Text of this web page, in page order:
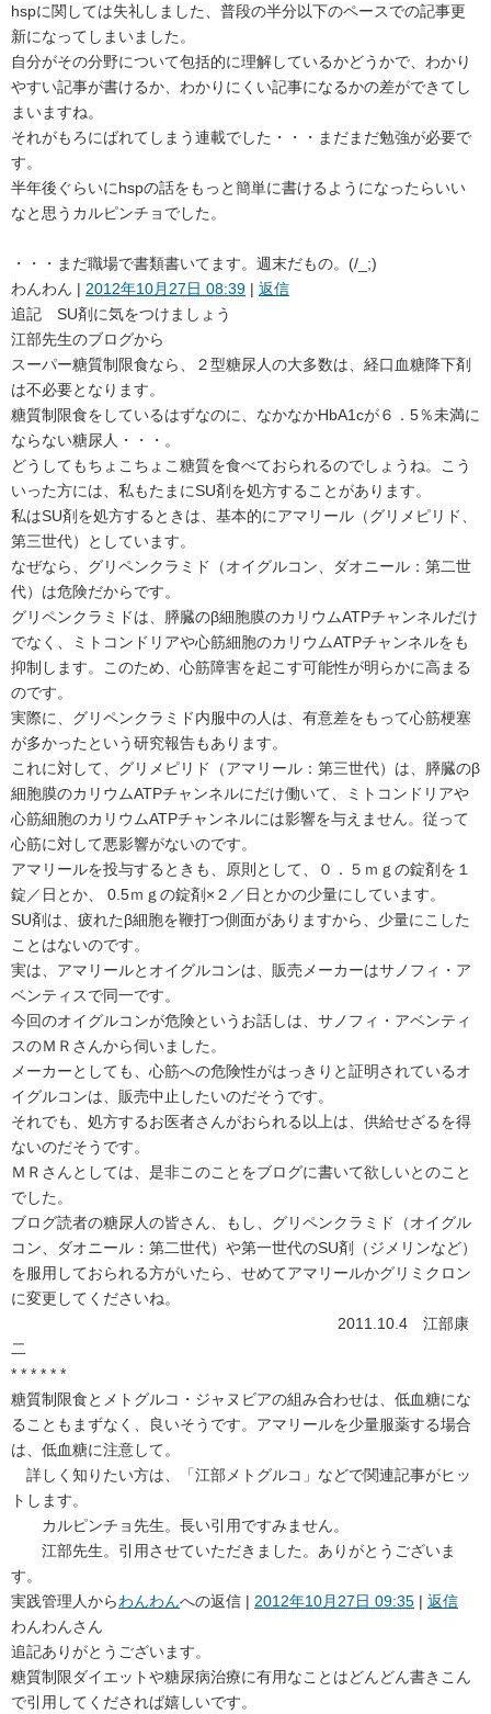
hspに関しては失礼しました、普段の半分以下のペースでの記事更
新になってしまいました。
自分がその分野について包括的に理解しているかどうかで、わかり
やすい記事が書けるか、わかりにくい記事になるかの差ができてし
まいますね。
それがもろにばれてしまう連載でした・・・まだまだ勉強が必要で
す。
半年後ぐらいにhspの話をもっと簡単に書けるようになったらいい
なと思うカルピンチョでした。
・・・まだ職場で書類書いてます。週末だもの。(/_;)
わんわん | 2012年10月27日 08:39 | 返信
追記 SU剤に気をつけましょう
江部先生のブログから
スーパー糖質制限食なら、２型糖尿人の大多数は、経口血糖降下剤
は不必要となります。
糖質制限食をしているはずなのに、なかなかHbA1cが６．5％未満に
ならない糖尿人・・・。
どうしてもちょこちょこ糖質を食べておられるのでしょうね。こう
いった方には、私もたまにSU剤を処方することがあります。
私はSU剤を処方するときは、基本的にアマリール（グリメピリド、
第三世代）としています。
なぜなら、グリペンクラミド（オイグルコン、ダオニール：第二世
代）は危険だからです。
グリペンクラミドは、膵臓のβ細胞膜のカリウムATPチャンネルだけ
でなく、ミトコンドリアや心筋細胞のカリウムATPチャンネルをも
抑制します。このため、心筋障害を起こす可能性が明らかに高まる
のです。
実際に、グリペンクラミド内服中の人は、有意差をもって心筋梗塞
が多かったという研究報告もあります。
これに対して、グリメピリド（アマリール：第三世代）は、膵臓のβ
細胞膜のカリウムATPチャンネルにだけ働いて、ミトコンドリアや
心筋細胞のカリウムATPチャンネルには影響を与えません。従って
心筋に対して悪影響がないのです。
アマリールを投与するときも、原則として、０．５ｍｇの錠剤を１
錠／日とか、 0.5ｍｇの錠剤×２／日とかの少量にしています。
SU剤は、疲れたβ細胞を鞭打つ側面がありますから、少量にこした
ことはないのです。
実は、アマリールとオイグルコンは、販売メーカーはサノフィ・ア
ベンティスで同一です。
今回のオイグルコンが危険というお話しは、サノフィ・アベンティ
スのＭＲさんから伺いました。
メーカーとしても、心筋への危険性がはっきりと証明されているオ
イグルコンは、販売中止したいのだそうです。
それでも、処方するお医者さんがおられる以上は、供給せざるを得
ないのだそうです。
ＭＲさんとしては、是非このことをブログに書いて欲しいとのこと
でした。
ブログ読者の糖尿人の皆さん、もし、グリペンクラミド（オイグル
コン、ダオニール：第二世代）や第一世代のSU剤（ジメリンなど）
を服用しておられる方がいたら、せめてアマリールかグリミクロン
に変更してくださいね。
2011.10.4 江部康
二
* * * * * *
糖質制限食とメトグルコ・ジャヌビアの組み合わせは、低血糖にな
ることもまずなく、良いそうです。アマリールを少量服薬する場合
は、低血糖に注意して。
詳しく知りたい方は、「江部メトグルコ」などで関連記事がヒッ
トします。
カルピンチョ先生。長い引用ですみません。
江部先生。引用させていただきました。ありがとうございま
す。
実践管理人からわんわんへの返信 | 2012年10月27日 09:35 | 返信
わんわんさん
追記ありがとうございます。
糖質制限ダイエットや糖尿病治療に有用なことはどんどん書きこん
で引用してくだされば嬉しいです。